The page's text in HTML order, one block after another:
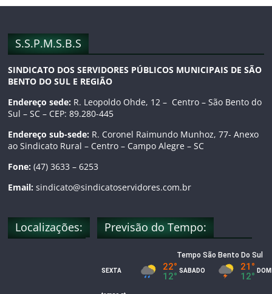
o
k
r
a
m
C
h
n
e
S.S.P.M.S.B.S
SINDICATO DOS SERVIDORES PÚBLICOS MUNICIPAIS DE SÃO
BENTO DO SUL E REGIÃO
Endereço sede: R. Leopoldo Ohde, 12 – Centro – São Bento do
Sul – SC – CEP: 89.280-445
Endereço sub-sede: R. Coronel Raimundo Munhoz, 77- Anexo
ao Sindicato Rural – Centro – Campo Alegre – SC
Fone:(47) 3633 – 6253
Email:sindicato@sindicatoservidores.com.br
Localizações: Previsão do Tempo: